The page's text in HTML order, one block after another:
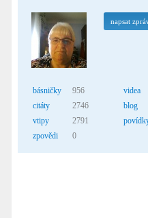
napsat
básničky
956
citáty
2746
vtipy
2791
zpovědi
0
videa
blog